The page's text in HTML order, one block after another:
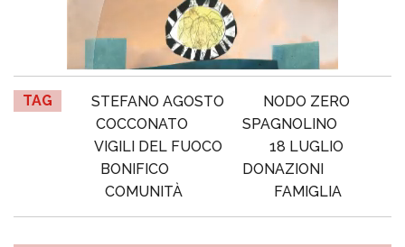
TAG STEFANO AGOSTO
NODO ZERO
COCCONATO
SPAGNOLINO
VIGILI DEL FUOCO
18 LUGLIO
BONIFICO
DONAZIONI
COMUNITÀ
FAMIGLIA